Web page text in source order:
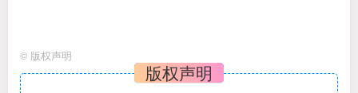
© 版权声明
版权声明